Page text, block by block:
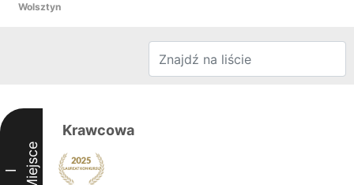
Wolsztyn
I Miejsce
Krawcowa